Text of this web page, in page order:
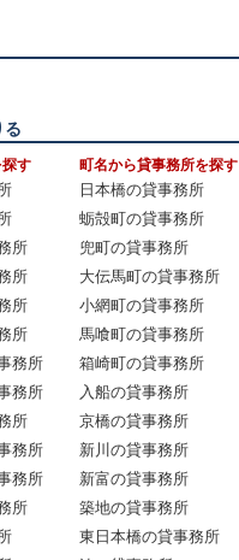
る
す
所
所
所
所
務所
務所
所
務所
務所
所
町名から貸事務所を探す
日本橋の貸事務所
蛎殻町の貸事務所
兜町の貸事務所
大伝馬町の貸事務所
小網町の貸事務所
馬喰町の貸事務所
箱崎町の貸事務所
入船の貸事務所
京橋の貸事務所
新川の貸事務所
新富の貸事務所
築地の貸事務所
東日本橋の貸事務所